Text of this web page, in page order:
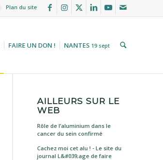
Plan du site
FAIRE UN DON ! NANTES 19 sept
AILLEURS SUR LE
WEB
Rôle de l’aluminium dans le
cancer du sein confirmé
Cachez moi cet alu ! - Le site du
journal L&#039;age de faire